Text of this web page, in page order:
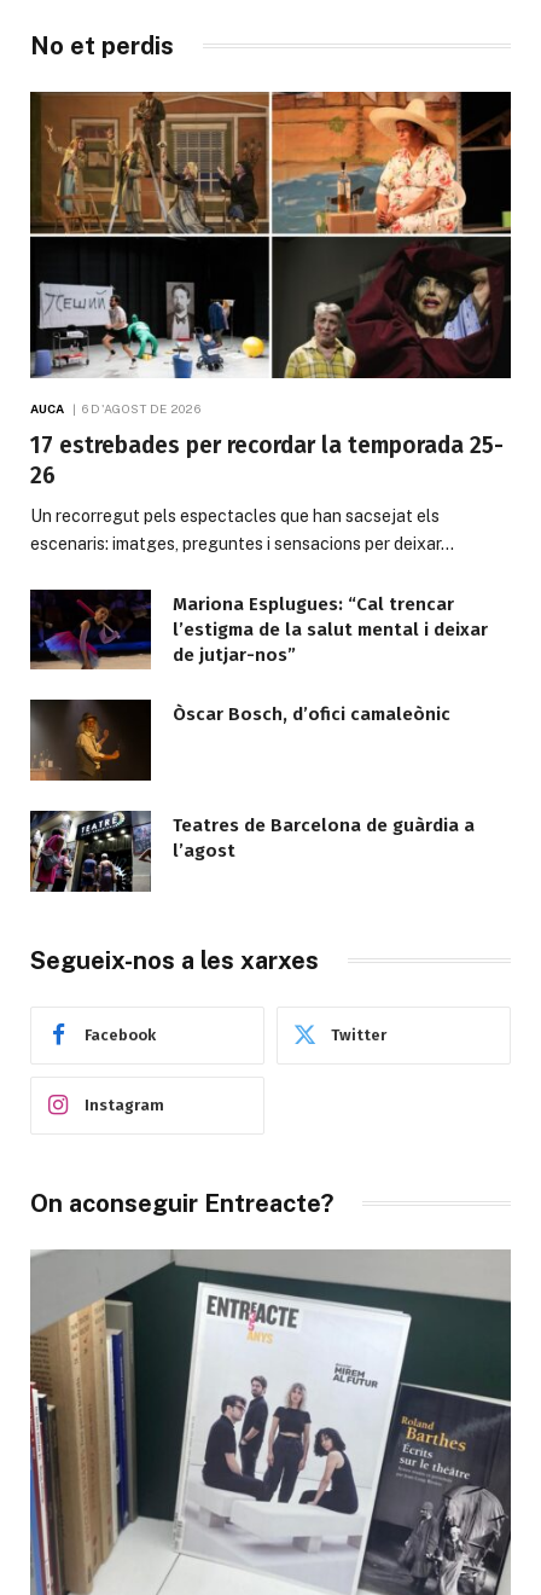
No et perdis
AUCA 6 D'AGOST DE 2026
17 estrebades per recordar la temporada 25-
26
Un recorregut pels espectacles que han sacsejat els
escenaris: imatges, preguntes i sensacions per deixar…
Mariona Esplugues: “Cal trencar
l’estigma de la salut mental i deixar
de jutjar-nos”
Òscar Bosch, d’ofici camaleònic
Teatres de Barcelona de guàrdia a
l’agost
Segueix-nos a les xarxes
Facebook Twitter
Instagram
On aconseguir Entreacte?